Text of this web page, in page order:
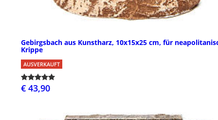
Gebirgsbach aus Kunstharz, 10x15x25 cm, für
Krippe
AUSVERKAUFT
€ 43,90